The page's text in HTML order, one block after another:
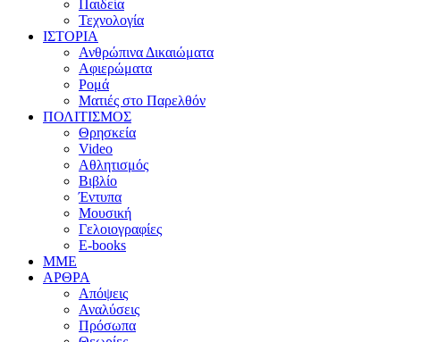
Παιδεία
Τεχνολογία
ΙΣΤΟΡΙΑ
Ανθρώπινα Δικαιώματα
Αφιερώματα
Ρομά
Ματιές στο Παρελθόν
ΠΟΛΙΤΙΣΜΟΣ
Θρησκεία
Video
Αθλητισμός
Βιβλίο
Έντυπα
Μουσική
Γελοιογραφίες
E-books
MME
ΑΡΘΡΑ
Απόψεις
Αναλύσεις
Πρόσωπα